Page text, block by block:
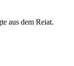
aus dem Reiat.